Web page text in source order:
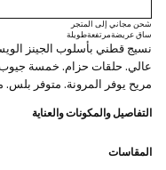
شحن مجاني إلى المتجر
ساق عريضةمرتفعةطويلة
نسيج قطني بأسلوب الجينز
عالي. حلقات حزام. خمسة
مريح يوفر المرونة. متوفر
التفاصيل والمكونات والعناية
المقاسات